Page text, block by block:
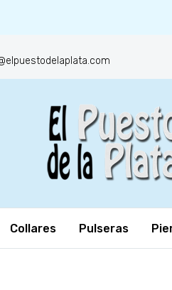
Collares Pulseras